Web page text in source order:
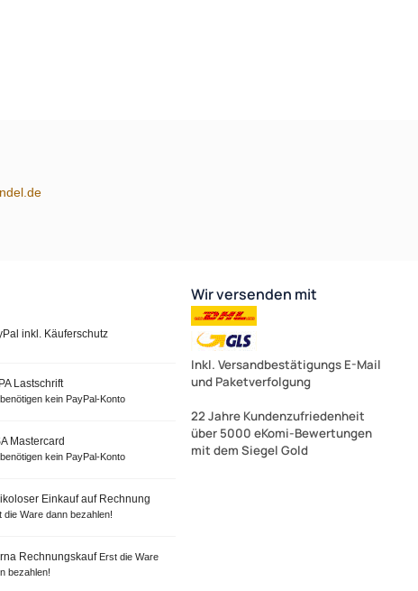
inkl. Käuferschutz
Lastschrift
kein PayPal-Konto
Mastercard
kein PayPal-Konto
Einkauf auf Rechnung
die Ware dann bezahlen!
Rechnungskauf Erst die Ware
bezahlen!
Wir versenden mit
Inkl. Versandbestätigungs E-Mail
und Paketverfolgung
22 Jahre Kundenzufriedenheit
über 5000 eKomi-Bewertungen
mit dem Siegel Gold